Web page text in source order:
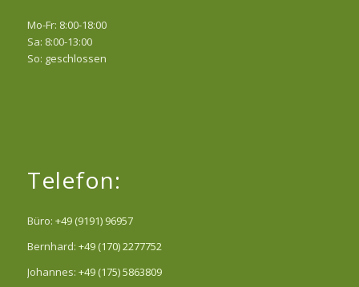
Mo-Fr: 8:00-18:00
Sa: 8:00-13:00
So: geschlossen
Telefon:
Büro: +49 (9191) 96957
Bernhard: +49 (170) 2277752
Johannes: +49 (175) 5863809